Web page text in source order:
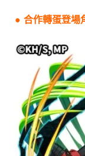
● 合作轉蛋登場